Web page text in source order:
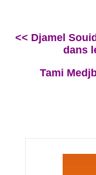
<< Djamel
dans
Tami